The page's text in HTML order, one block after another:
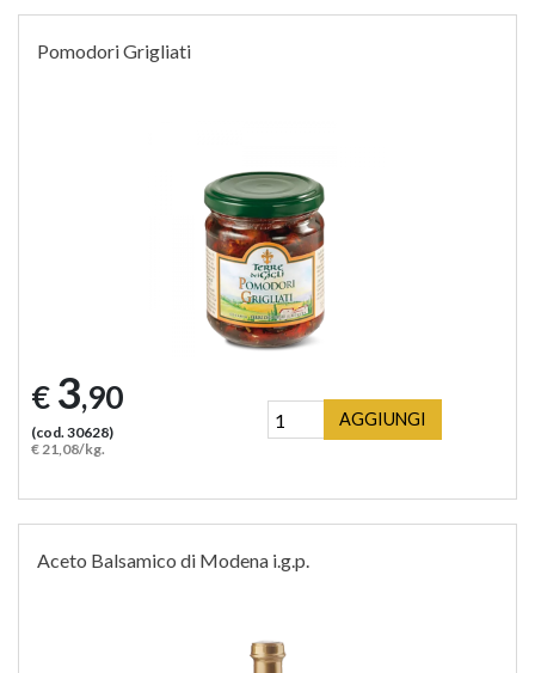
Pomodori Grigliati
€ 3,90
(cod. 30628)
€ 21,08/kg.
AGGIUNGI
Aceto Balsamico di Modena i.g.p.